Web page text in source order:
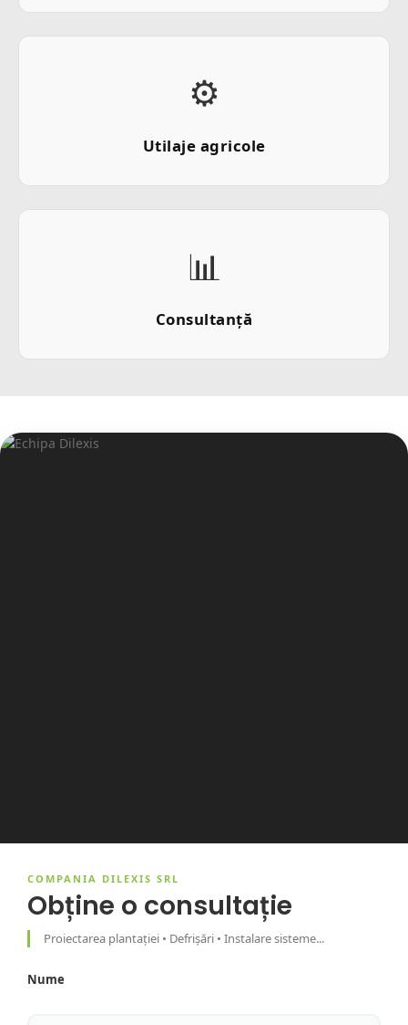
⚙️
Utilaje agricole
📊
Consultanță
COMPANIA DILEXIS SRL
Obține o consultație
Proiectarea plantației • Defrișări • Instalare sisteme...
Nume